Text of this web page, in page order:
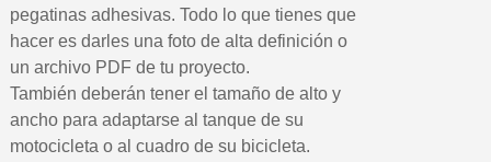
pegatinas adhesivas. Todo lo que tienes que
hacer es darles una foto de alta definición o
un archivo PDF de tu proyecto.
También deberán tener el tamaño de alto y
ancho para adaptarse al tanque de su
motocicleta o al cuadro de su bicicleta.